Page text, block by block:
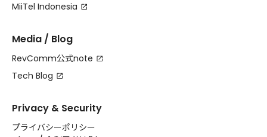
MiiTel Indonesia
Media / Blog
RevComm公式note
Tech Blog
Privacy & Security
プライバシーポリシー